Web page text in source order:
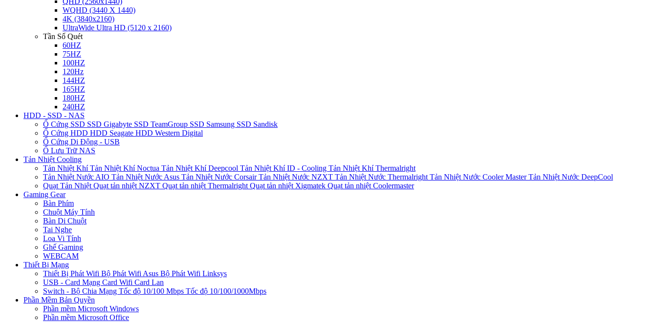
WQHD (3440 X 1440)
4K (3840x2160)
UltraWide Ultra HD (5120 x 2160)
Tần Số Quét
60HZ
75HZ
100HZ
120Hz
144HZ
165HZ
180HZ
240HZ
HDD - SSD - NAS
Ổ Cứng SSD SSD Gigabyte SSD TeamGroup SSD Samsung SSD Sandisk
Ổ Cứng HDD HDD Seagate HDD Western Digital
Ổ Cứng Di Động - USB
Ổ Lưu Trữ NAS
Tản Nhiệt Cooling
Tản Nhiệt KhíTản Nhiệt Khí Noctua Tản Nhiệt Khí Deepcool Tản Nhiệt Khí ID - Cooling Tản Nhiệt Khí Thermalright
Tản Nhiệt Nước AIO Tản Nhiệt Nước Asus Tản Nhiệt Nước CorsairTản Nhiệt Nước NZXT Tản Nhiệt Nước Thermalright Tản Nhiệt Nước Cooler MasterTản Nhiệt Nước DeepCool
Quạt Tản Nhiệt Quạt tản nhiệt NZXT Quạt tản nhiệt Thermalright Quạt tản nhiệt Xigmatek Quạt tản nhiệt Coolermaster
Gaming Gear
Bàn Phím
Chuột Máy Tính
Bàn Di Chuột
Tai Nghe
Loa Vi Tính
Ghế Gaming
WEBCAM
Thiết Bị Mạng
Thiết Bị Phát Wifi Bộ Phát Wifi Asus Bộ Phát Wifi Linksys
USB - Card Mạng Card Wifi Card Lan
Switch - Bộ Chia Mạng Tốc độ 10/100 Mbps Tốc độ 10/100/1000Mbps
Phần Mềm Bản Quyền
Phần mềm Microsoft Windows
Phần mềm Microsoft Office